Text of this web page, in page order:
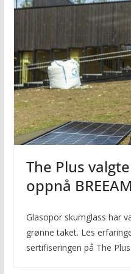
The Plus
oppnå
Glasopor skumglass har
grønne taket. Les
sertifiseringen på The Plus.